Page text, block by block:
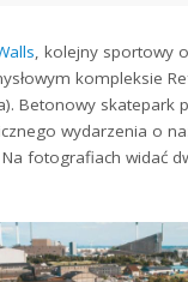
, kolejny sportowy
kompleksie
Betonowy skatepark
wydarzenia o
fotografiach widać